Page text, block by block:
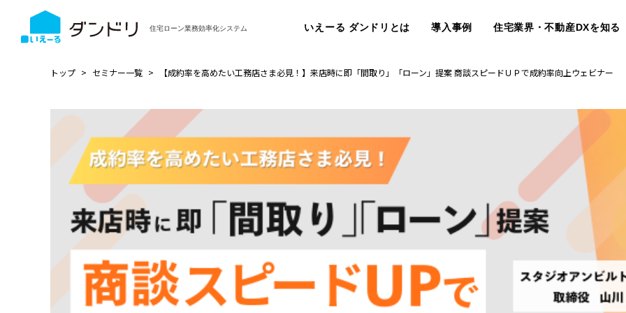
住宅ローン業務効率化システム いえーる ダンドリとは 導入事例 住宅業界・不動産DXを知る
トップ セミナー一覧 【成約率を高めたい工務店さま必見！】来店時に即「間取り」「ローン」提案 商談スピードＵＰで成約率向上ウェビナー